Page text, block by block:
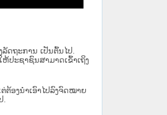
ຖະການ ເປັນ​ຕົ້ນ​ໄປ.
ປະຊາຊົນສາມາດເຂົ້າເຖິງ
ອງນໍາເອົາໄປລົງຈົດໝາຍ